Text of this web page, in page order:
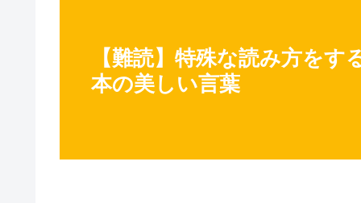
【難読】特殊な読み方をす
本の美しい言葉